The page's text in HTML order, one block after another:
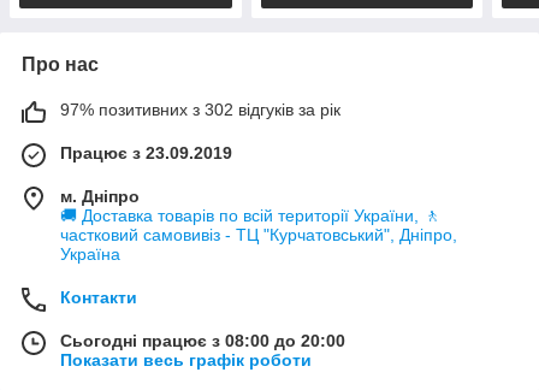
Про нас
97% позитивних з 302 відгуків за рік
Працює з 23.09.2019
м. Дніпро
🚚 Доставка товарів по всій території України, 🚶
частковий самовивіз - ТЦ "Курчатовський", Дніпро,
Україна
Контакти
Сьогодні працює з 08:00 до 20:00
Показати весь графік роботи